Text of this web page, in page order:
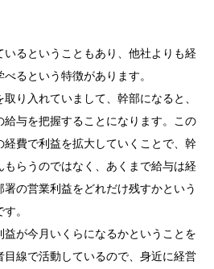
るということもあり、他社よりも経
るという特徴があります。
り入れていまして、幹部になると、
与を把握することになります。この
経費で利益を拡大していくことで、幹
らうのではなく、あくまで給与は経
の営業利益をどれだけ残すかという
。
が今月いくらになるかということを
線で活動しているので、身近に経営